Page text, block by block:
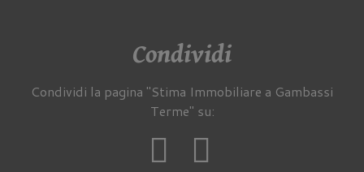
Condividi
Condividi la pagina "Stima Immobiliare a Gambassi
Terme" su: